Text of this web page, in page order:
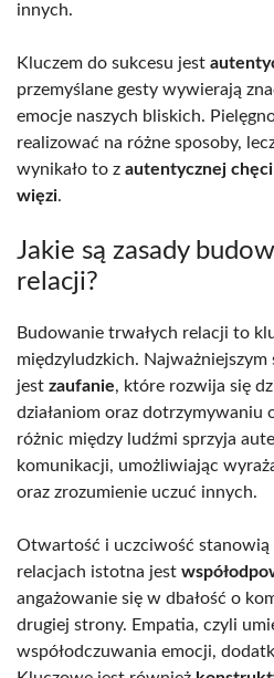
innych.
Kluczem do sukcesu jest
przemyślane gesty wywierają
emocje naszych bliskich.
realizować na różne sposoby,
wynikało to z autentycznej
więzi.
Jakie są zasady
relacji?
Budowanie trwałych relacji to
międzyludzkich. Najważniejszym
jest zaufanie, które rozwija się
działaniom oraz dotrzymywaniu
różnic między ludźmi sprzyja
komunikacji, umożliwiając
oraz zrozumienie uczuć innych.
Otwartość i uczciwość
relacjach istotna jest
angażowanie się w dbałość o
drugiej strony. Empatia, czyli
współodczuwania emocji,